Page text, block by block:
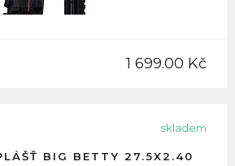
1 699.00 Kč
skladem
BIG BETTY 27.5X2.40